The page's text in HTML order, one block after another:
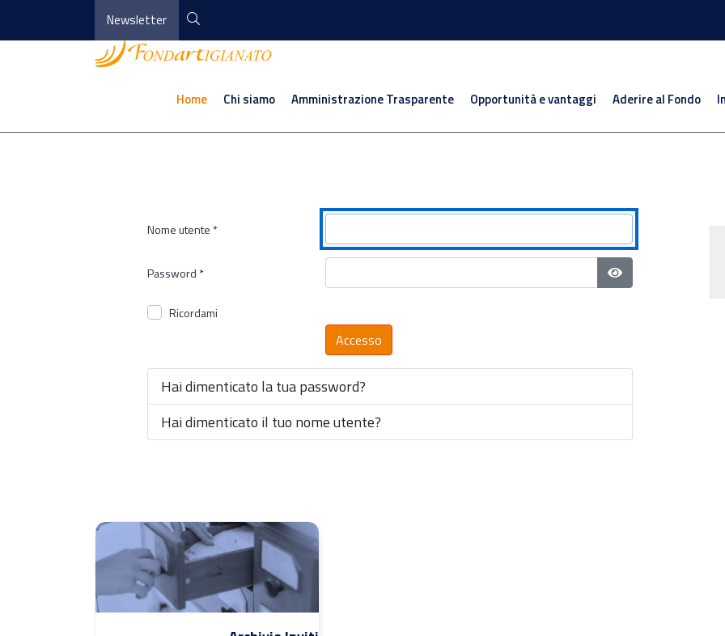
Newsletter
Home Chi siamo Amministrazione Trasparente Opportunità e vantaggi Aderire al Fondo
Nome utente *
Password *
Mostra password
Ricordami
Accesso
Hai dimenticato la tua password?
Hai dimenticato il tuo nome utente?